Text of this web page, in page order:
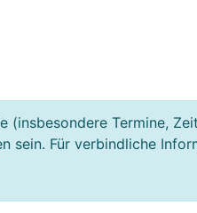
(insbesondere Termine,
sein. Für verbindliche